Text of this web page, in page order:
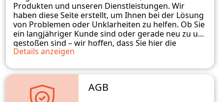
Produkten und unseren Dienstleistungen. Wir
haben diese Seite erstellt, um Ihnen bei der Lösung
von Problemen oder Unklarheiten zu helfen. Ob Sie
ein langjähriger Kunde sind oder gerade neu zu uns
gestoßen sind – wir hoffen, dass Sie hier die
benötigten Informationen finden. Sollten Sie
kontaktieren. Wir stehen Ihnen gerne zur
weiterzuhelfen.
Details anzeigen
AGB